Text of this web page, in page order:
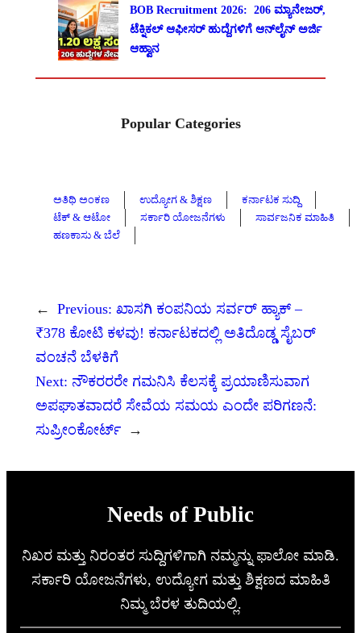
BOB Recruitment 2026: 206 ಮ್ಯಾನೇಜರ್,
ಟೆಕ್ನಿಕಲ್ ಆಫೀಸರ್ ಹುದ್ದೆಗಳಿಗೆ ಆನ್‌ಲೈನ್ ಅರ್ಜಿ
ಆಹ್ವಾನ
Popular Categories
ಅತಿಥಿ ಅಂಕಣ ಉದ್ಯೋಗ & ಶಿಕ್ಷಣ
ಕರ್ನಾಟಕ ಸುದ್ದಿ
ಟೆಕ್ & ಆಟೋ
ಸರ್ಕಾರಿ ಯೋಜನೆಗಳು
ಸಾರ್ವಜನಿಕ ಮಾಹಿತಿ
ಹಣಕಾಸು & ಬೆಲೆ
← Previous: ಖಾಸಗಿ ಕಂಪನಿಯ ಸರ್ವರ್ ಹ್ಯಾಕ್ –
₹378 ಕೋಟಿ ಕಳವು! ಕರ್ನಾಟಕದಲ್ಲಿ ಅತಿದೊಡ್ಡ ಸೈಬರ್
ವಂಚನೆ ಬೆಳಕಿಗೆ
Next: ನೌಕರರರೇ ಗಮನಿಸಿ ಕೆಲಸಕ್ಕೆ ಪ್ರಯಾಣಿಸುವಾಗ
ಅಪಘಾತವಾದರೆ ಸೇವೆಯ ಸಮಯ ಎಂದೇ ಪರಿಗಣನೆ:
ಸುಪ್ರೀಂಕೋರ್ಟ್ →
Needs of Public
ನಿಖರ ಮತ್ತು ನಿರಂತರ ಸುದ್ದಿಗಳಿಗಾಗಿ ನಮ್ಮನ್ನು ಫಾಲೋ ಮಾಡಿ.
ಸರ್ಕಾರಿ ಯೋಜನೆಗಳು, ಉದ್ಯೋಗ ಮತ್ತು ಶಿಕ್ಷಣದ ಮಾಹಿತಿ
ನಿಮ್ಮ ಬೆರಳ ತುದಿಯಲ್ಲಿ.